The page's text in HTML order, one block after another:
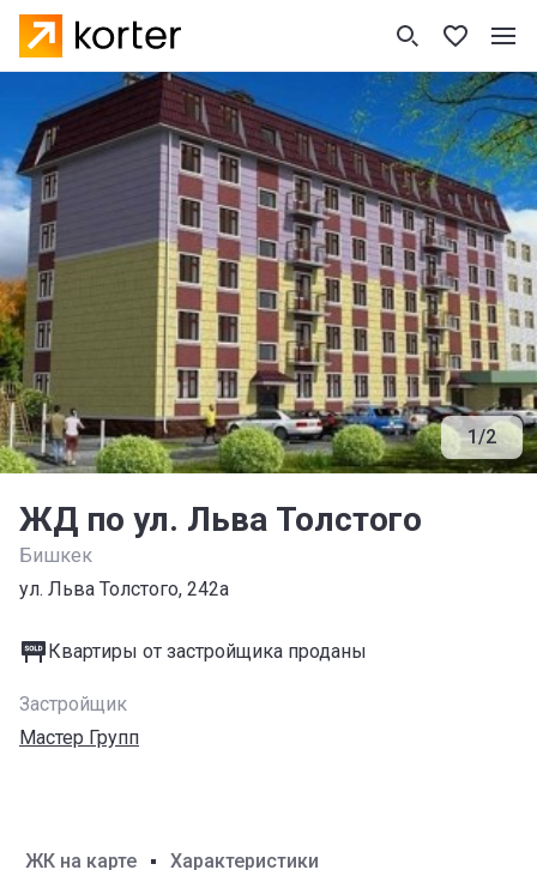
1/2
ЖД по ул. Льва Толстого
Бишкек
ул. Льва Толстого, 242а
Квартиры от застройщика проданы
Застройщик
Мастер Групп
ЖК на карте Характеристики